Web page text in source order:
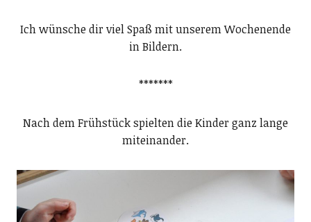
Ich wünsche dir viel Spaß mit unserem Wochenende
in Bildern.
*******
Nach dem Frühstück spielten die Kinder ganz lange
miteinander.